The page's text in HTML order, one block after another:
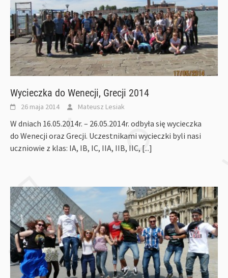
Wycieczka do Wenecji, Grecji 2014
26 maja 2014 Mateusz Lesiak
W dniach 16.05.2014r. – 26.05.2014r. odbyła się wycieczka
do Wenecji oraz Grecji. Uczestnikami wycieczki byli nasi
uczniowie z klas: IA, IB, IC, IIA, IIB, IIC, [...]